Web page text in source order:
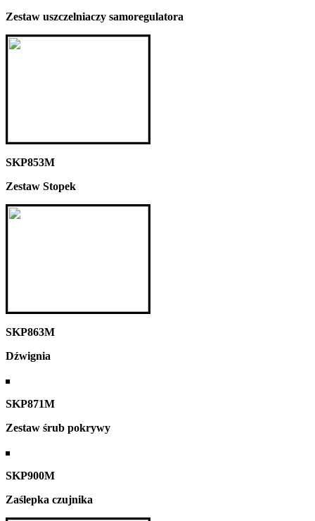
Zestaw uszczelniaczy samoregulatora
SKP853M
Zestaw Stopek
SKP863M
Dźwignia
SKP871M
Zestaw śrub pokrywy
SKP900M
Zaślepka czujnika